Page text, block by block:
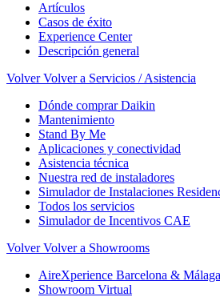
Artículos
Casos de éxito
Experience Center
Descripción general
Volver Volver a Servicios / Asistencia
Dónde comprar Daikin
Mantenimiento
Stand By Me
Aplicaciones y conectividad
Asistencia técnica
Nuestra red de instaladores
Simulador de Instalaciones
Todos los servicios
Simulador de Incentivos CAE
Volver Volver a Showrooms
AireXperience Barcelona & Málaga
Showroom Virtual